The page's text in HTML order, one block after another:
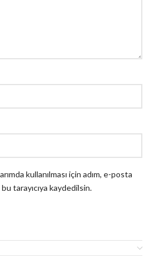
kullanılması için adım, e-posta
tarayıcıya kaydedilsin.